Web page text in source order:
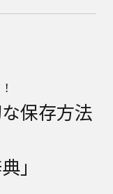
保存方法
」